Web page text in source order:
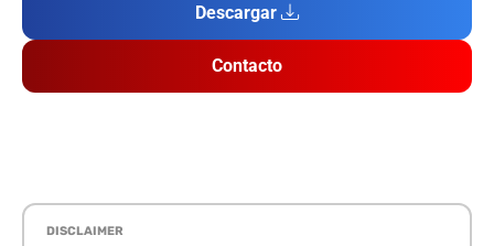
Descargar
Contacto
DISCLAIMER